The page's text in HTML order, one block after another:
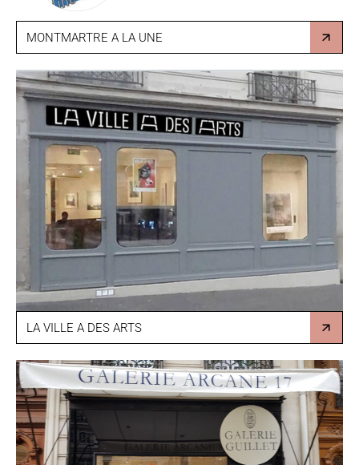
MONTMARTRE A LA UNE
LA VILLE A DES ARTS